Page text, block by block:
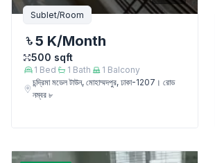
Sublet/Room
5 K/Month
500 sqft
1 Bed 1 Bath 1 Balcony
চন্দ্রিমা মডেল টাউন, মোহাম্মদপুর, ঢাকা-1207। রোড
নম্বর ৮